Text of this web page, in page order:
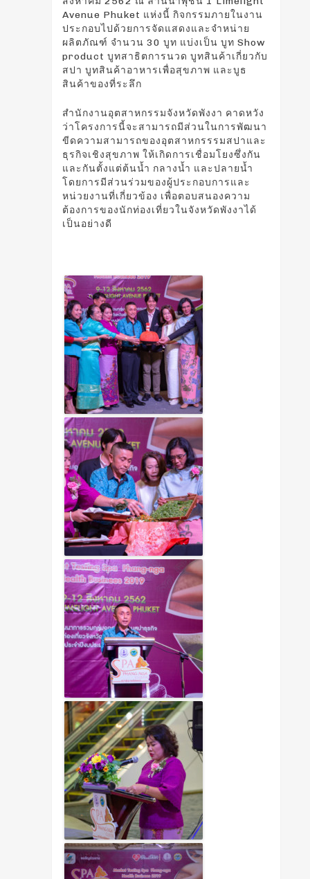
Avenue Phuket แห่งนี้ กิจกรรมภายในงาน
ประกอบไปด้วยการจัดแสดงและจำหน่าย
ผลิตภัณฑ์ จำนวน 30 บูท แบ่งเป็น บูท Show
product บูทสาธิตการนวด บูทสินค้าเกี่ยวกับ
สปา บูทสินค้าอาหารเพื่อสุขภาพ และบูธ
สินค้าของที่ระลึก
สำนักงานอุตสาหกรรมจังหวัดพังงา คาดหวัง
ว่าโครงการนี้จะสามารถมีส่วนในการพัฒนา
ขีดความสามารถของอุตสาหกรรรมสปาและ
ธุรกิจเชิงสุขภาพ ให้เกิดการเชื่อมโยงซึ่งกัน
และกันตั้งแต่ต้นน้ำ กลางน้ำ และปลายน้ำ
โดยการมีส่วนร่วมของผู้ประกอบการและ
หน่วยงานที่เกี่ยวข้อง เพื่อตอบสนองความ
ต้องการของนักท่องเที่ยวในจังหวัดพังงาได้
เป็นอย่างดี